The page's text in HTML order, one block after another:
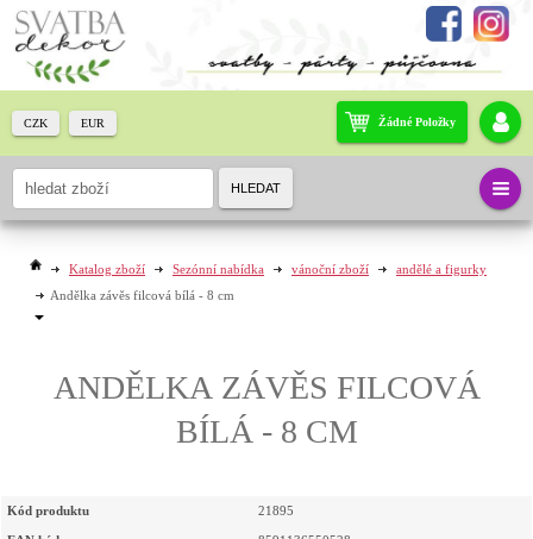
Katalog zboží Sezónní nabídka vánoční zboží
andělé a figurky
Andělka závěs filcová bílá - 8 cm
ANDĚLKA ZÁVĚS FILCOVÁ
BÍLÁ - 8 CM
Kód produktu 21895
Žádné Položky
CZK EUR
HLEDAT